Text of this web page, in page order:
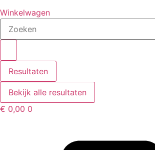
Winkelwagen
Search
Resultaten
Bekijk alle resultaten
€ 0,00 0